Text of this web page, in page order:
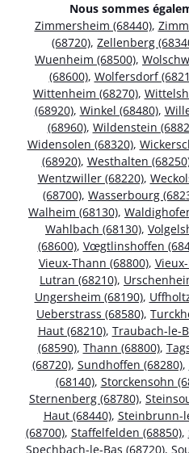
Nous sommes
Zimmersheim (68440),
(68720), Zellenberg
Wuenheim (68500),
(68600), Wolfersdorf
Wittenheim (68270),
(68920), Winkel (68480),
(68960), Wildenstein
Widensolen (68320),
(68920), Westhalten
Wentzwiller (68220),
(68700), Wasserbourg
Walheim (68130),
Wahlbach (68130),
(68600), Vœgtlinshoffen
Vieux-Thann (68800),
Lutran (68210),
Ungersheim (68190),
Ueberstrass (68580),
Haut (68210), Traubach-le-
(68590), Thann (68800),
(68720), Sundhoffen (68280),
(68140), Storckensohn
Sternenberg (68780),
Haut (68440), Steinbrunn-
(68700), Staffelfelden (68850),
Spechbach-le-Bas (68720),